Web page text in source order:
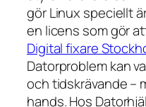
gör Linux speciellt
en licens som gör
Digital fixare
Datorproblem kan
och tidskrävande –
hands. Hos